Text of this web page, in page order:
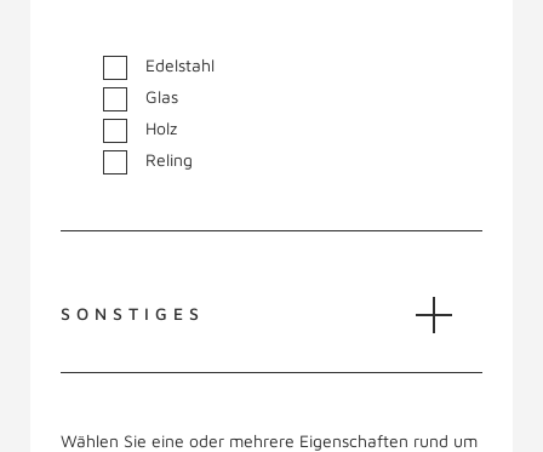
Edelstahl
Glas
Holz
Reling
SONSTIGES
Wählen Sie eine oder mehrere Eigenschaften rund um